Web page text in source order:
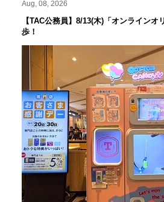
Aug, 08, 2026
【TAC公務員】8/13(木)「オンライン
歩！